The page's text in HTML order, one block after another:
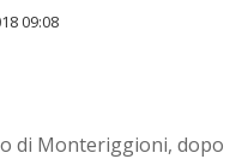
09:08
di Monteriggioni, dopo